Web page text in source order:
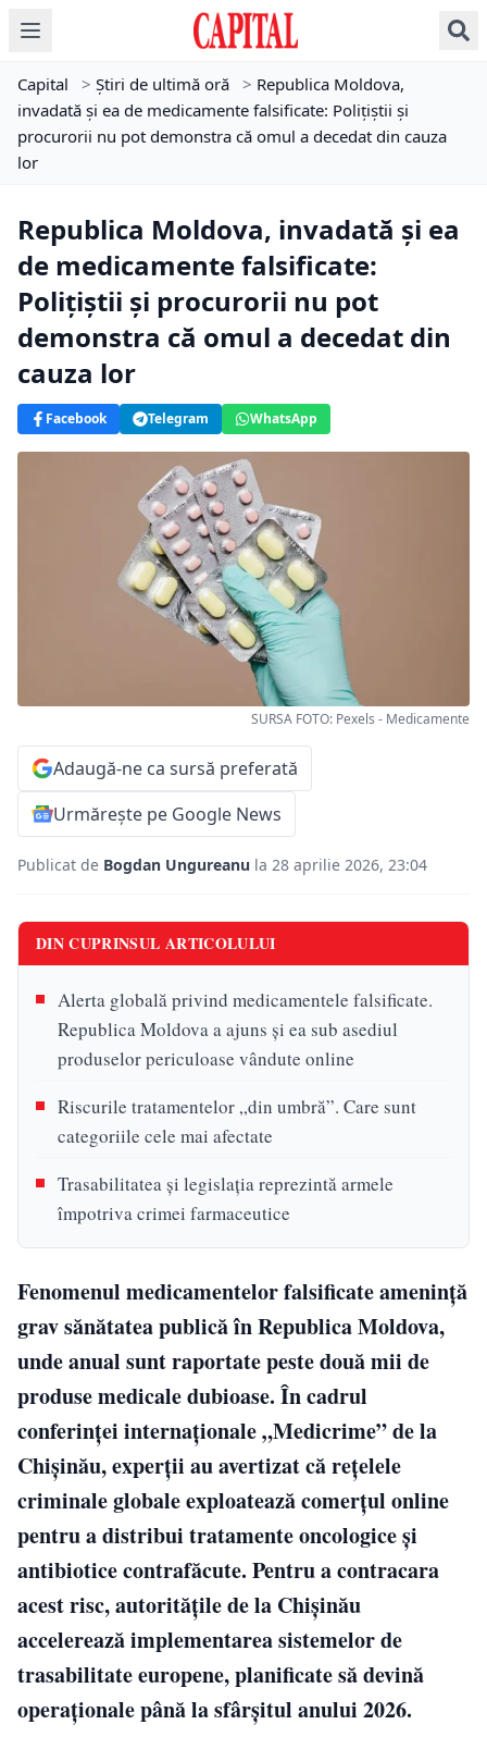
Capital > Știri de ultimă oră > Republica Moldova,
invadată și ea de medicamente falsificate: Poliţiştii şi
procurorii nu pot demonstra că omul a decedat din cauza
lor
Republica Moldova, invadată și ea
de medicamente falsificate:
Poliţiştii şi procurorii nu pot
demonstra că omul a decedat din
cauza lor
Facebook Telegram WhatsApp
SURSA FOTO: Pexels - Medicamente
Adaugă-ne ca sursă preferată
Urmărește pe Google News
Publicat de Bogdan Ungureanu la 28 aprilie 2026, 23:04
DIN CUPRINSUL ARTICOLULUI
Alerta globală privind medicamentele falsificate.
Republica Moldova a ajuns și ea sub asediul
produselor periculoase vândute online
Riscurile tratamentelor „din umbră”. Care sunt
categoriile cele mai afectate
Trasabilitatea și legislația reprezintă armele
împotriva crimei farmaceutice
Fenomenul medicamentelor falsificate amenință
grav sănătatea publică în Republica Moldova,
unde anual sunt raportate peste două mii de
produse medicale dubioase. În cadrul
conferinței internaționale „Medicrime” de la
Chișinău, experții au avertizat că rețelele
criminale globale exploatează comerțul online
pentru a distribui tratamente oncologice și
antibiotice contrafăcute. Pentru a contracara
acest risc, autoritățile de la Chișinău
accelerează implementarea sistemelor de
trasabilitate europene, planificate să devină
operaționale până la sfârșitul anului 2026.